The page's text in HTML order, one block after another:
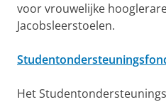
voor vrouwelijke
Jacobsleerstoelen.
Het